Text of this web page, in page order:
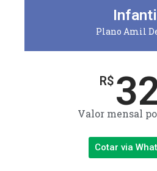
Infantil
Plano Amil
R$
Valor mensal
Cotar via